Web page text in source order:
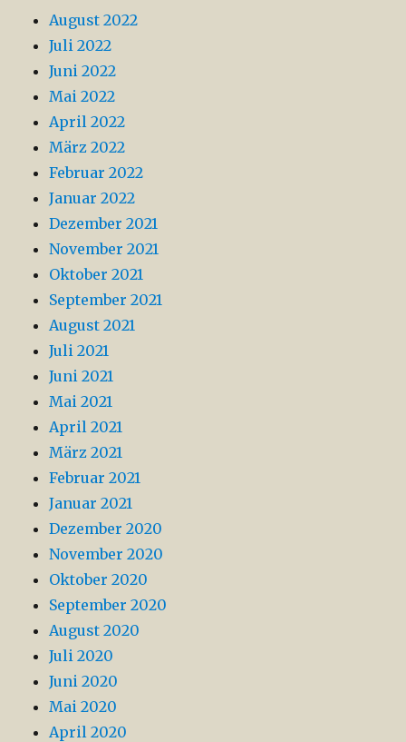
August 2022
Juli 2022
Juni 2022
Mai 2022
April 2022
März 2022
Februar 2022
Januar 2022
Dezember 2021
November 2021
Oktober 2021
September 2021
August 2021
Juli 2021
Juni 2021
Mai 2021
April 2021
März 2021
Februar 2021
Januar 2021
Dezember 2020
November 2020
Oktober 2020
September 2020
August 2020
Juli 2020
Juni 2020
Mai 2020
April 2020